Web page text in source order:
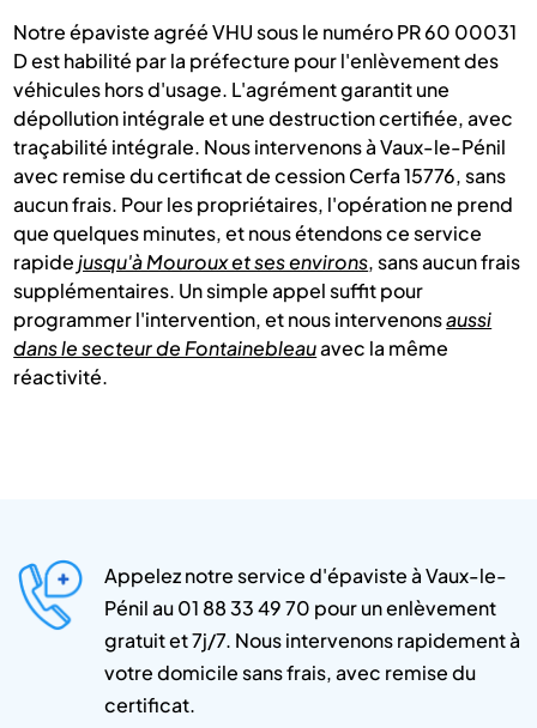
Notre épaviste agréé VHU sous le numéro PR 60 00031
D est habilité par la préfecture pour l'enlèvement des
véhicules hors d'usage. L'agrément garantit une
dépollution intégrale et une destruction certifiée, avec
traçabilité intégrale. Nous intervenons à Vaux-le-Pénil
avec remise du certificat de cession Cerfa 15776, sans
aucun frais. Pour les propriétaires, l'opération ne prend
que quelques minutes, et nous étendons ce service
rapidejusqu'à Mouroux et ses environs, sans aucun frais
supplémentaires. Un simple appel suffit pour
programmer l'intervention, et nous intervenonsaussi
dans le secteur de Fontainebleauavec la même
réactivité.
Appelez notre service d'épaviste à Vaux-le-
Pénil au 01 88 33 49 70 pour un enlèvement
gratuit et 7j/7. Nous intervenons rapidement à
votre domicile sans frais, avec remise du
certificat.